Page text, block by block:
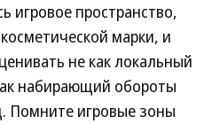
игровое пространство,
марки, и
не как локальный
набирающий обороты
Помните игровые зоны